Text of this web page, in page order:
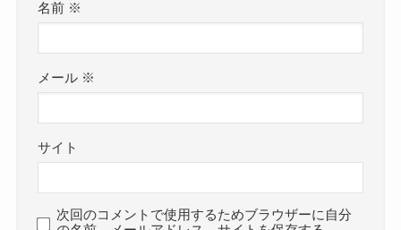
名前 ※
メール ※
サイト
次回のコメントで使用するためブラウザーに自分